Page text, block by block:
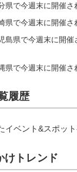
県で今週末に開催
県で今週末に開催さ
島県で今週末に開
県で今週末に開催さ
履歴
イベント&スポッ
けトレンド